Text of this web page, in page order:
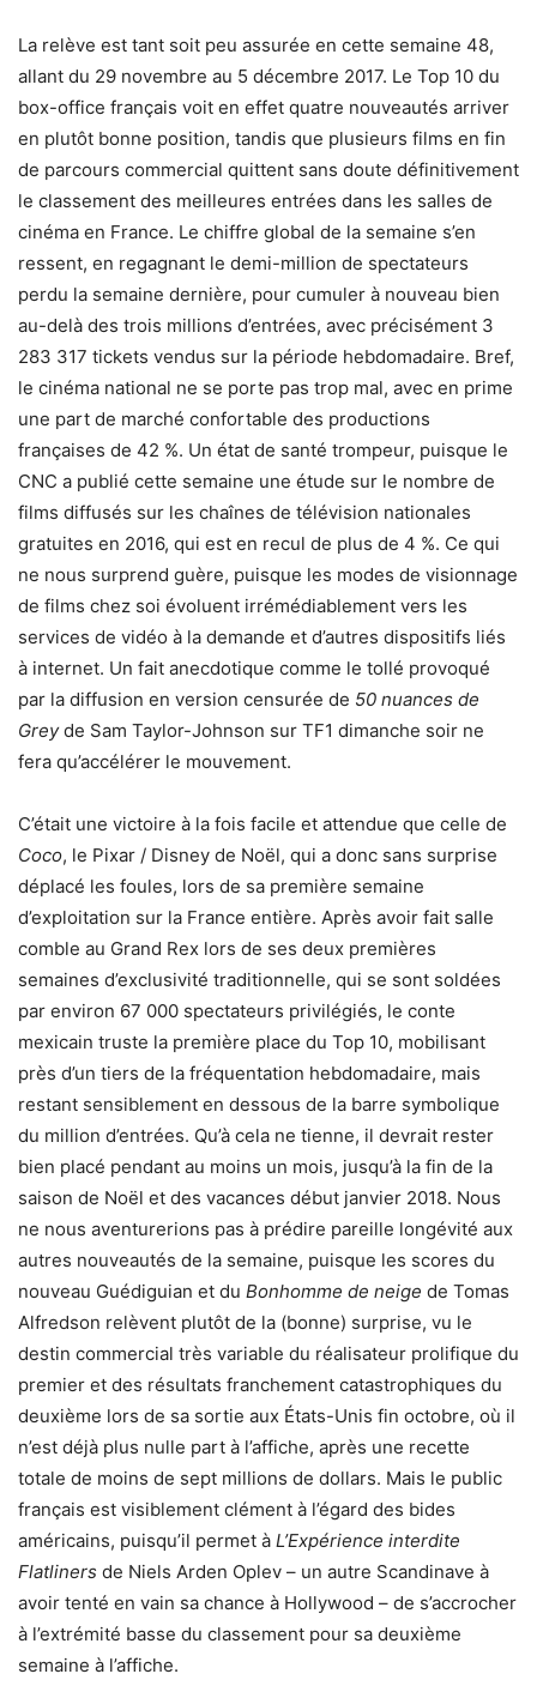
La relève est tant soit peu assurée en cette semaine 48,
allant du 29 novembre au 5 décembre 2017. Le Top 10 du
box-office français voit en effet quatre nouveautés arriver
en plutôt bonne position, tandis que plusieurs films en fin
de parcours commercial quittent sans doute définitivement
le classement des meilleures entrées dans les salles de
cinéma en France. Le chiffre global de la semaine s’en
ressent, en regagnant le demi-million de spectateurs
perdu la semaine dernière, pour cumuler à nouveau bien
au-delà des trois millions d’entrées, avec précisément 3
283 317 tickets vendus sur la période hebdomadaire. Bref,
le cinéma national ne se porte pas trop mal, avec en prime
une part de marché confortable des productions
françaises de 42 %. Un état de santé trompeur, puisque le
CNC a publié cette semaine une étude sur le nombre de
films diffusés sur les chaînes de télévision nationales
gratuites en 2016, qui est en recul de plus de 4 %. Ce qui
ne nous surprend guère, puisque les modes de visionnage
de films chez soi évoluent irrémédiablement vers les
services de vidéo à la demande et d’autres dispositifs liés
à internet. Un fait anecdotique comme le tollé provoqué
par la diffusion en version censurée de 50 nuances de
Greyde Sam Taylor-Johnson sur TF1 dimanche soir ne
fera qu’accélérer le mouvement.
C’était une victoire à la fois facile et attendue que celle de
Coco, le Pixar / Disney de Noël, qui a donc sans surprise
déplacé les foules, lors de sa première semaine
d’exploitation sur la France entière. Après avoir fait salle
comble au Grand Rex lors de ses deux premières
semaines d’exclusivité traditionnelle, qui se sont soldées
par environ 67 000 spectateurs privilégiés, le conte
mexicain truste la première place du Top 10, mobilisant
près d’un tiers de la fréquentation hebdomadaire, mais
restant sensiblement en dessous de la barre symbolique
du million d’entrées. Qu’à cela ne tienne, il devrait rester
bien placé pendant au moins un mois, jusqu’à la fin de la
saison de Noël et des vacances début janvier 2018. Nous
ne nous aventurerions pas à prédire pareille longévité aux
autres nouveautés de la semaine, puisque les scores du
nouveau Guédiguian et du Bonhomme de neige de Tomas
Alfredson relèvent plutôt de la (bonne) surprise, vu le
destin commercial très variable du réalisateur prolifique du
premier et des résultats franchement catastrophiques du
deuxième lors de sa sortie aux États-Unis fin octobre, où il
n’est déjà plus nulle part à l’affiche, après une recette
totale de moins de sept millions de dollars. Mais le public
français est visiblement clément à l’égard des bides
américains, puisqu’il permet à L’Expérience interdite
Flatliners de Niels Arden Oplev – un autre Scandinave à
avoir tenté en vain sa chance à Hollywood – de s’accrocher
à l’extrémité basse du classement pour sa deuxième
semaine à l’affiche.